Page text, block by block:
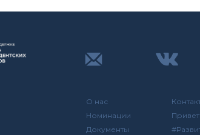
О нас
Номинации
Документы